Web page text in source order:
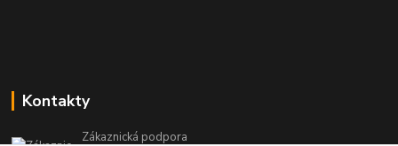
Kontakty
Zákaznická podpora